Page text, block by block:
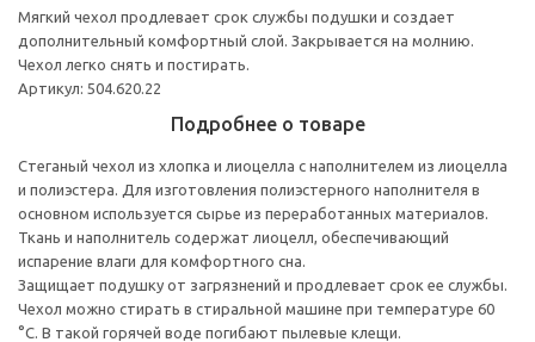
Мягкий чехол продлевает срок службы подушки и создает
дополнительный комфортный слой. Закрывается на молнию.
Чехол легко снять и постирать.
Артикул: 504.620.22
Подробнее о товаре
Стеганый чехол из хлопка и лиоцелла с наполнителем из лиоцелла
и полиэстера. Для изготовления полиэстерного наполнителя в
основном используется сырье из переработанных материалов.
Ткань и наполнитель содержат лиоцелл, обеспечивающий
испарение влаги для комфортного сна.
Защищает подушку от загрязнений и продлевает срок ее службы.
Чехол можно стирать в стиральной машине при температуре 60
°C. В такой горячей воде погибают пылевые клещи.